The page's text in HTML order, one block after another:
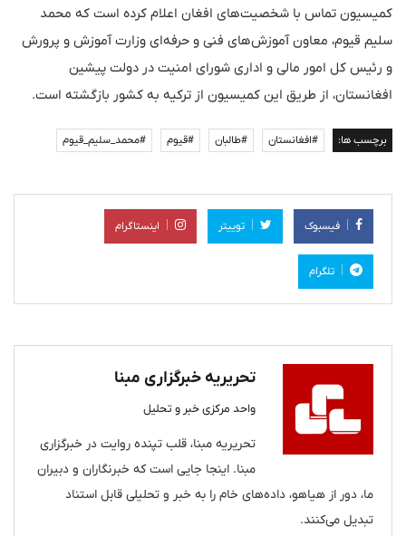
کمیسیون تماس با شخصیت‌های افغان اعلام کرده است که محمد
سلیم قیوم، معاون آموزش‌های فنی و حرفه‌ای وزارت آموزش و پرورش
و رئیس کل امور مالی و اداری شورای امنیت در دولت پیشین
افغانستان، از طریق این کمیسیون از ترکیه به کشور بازگشته است.
برچسب ها: #افغانستان #طالبان #قیوم #محمد_سلیم_قیوم
فیسبوک توییتر اینستاگرام
تلگرام
تحریریه خبرگزاری مبنا
واحد مرکزی خبر و تحلیل
تحریریه مبنا، قلب تپنده روایت در خبرگزاری
مبنا. اینجا جایی است که خبرنگاران و دبیران
ما، دور از هیاهو، داده‌های خام را به خبر و تحلیلی قابل استناد
تبدیل می‌کنند.